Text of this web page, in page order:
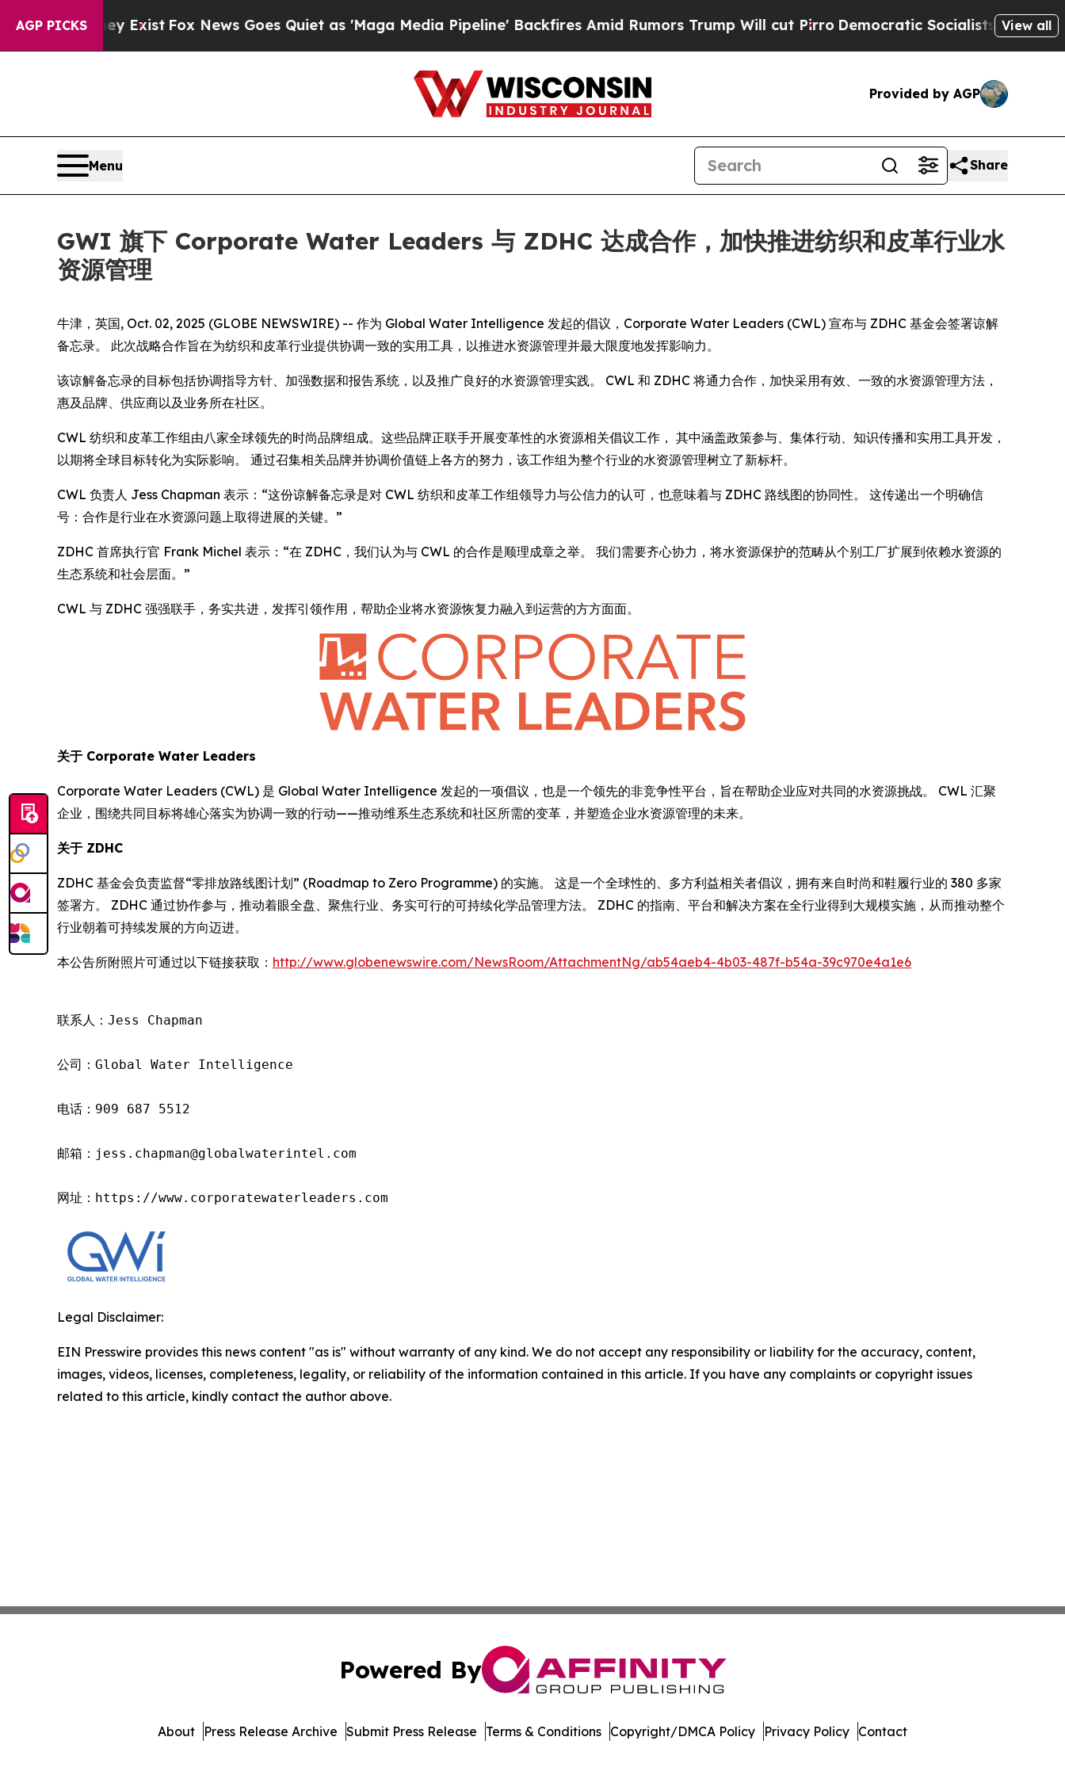
AGP PICKS
They ExistFox News Goes Quiet as 'Maga Media Pipeline' Backfires Amid Rumors Trump Will cut Pirro Democratic Socialists of America
View all
Provided by AGP
Menu Share
GWI 旗下 Corporate Water Leaders 与 ZDHC 达成合作，加快推进纺织和皮革行业水
资源管理
牛津，英国, Oct. 02, 2025 (GLOBE NEWSWIRE) -- 作为 Global Water Intelligence 发起的倡议，Corporate Water Leaders (CWL) 宣布与 ZDHC 基金会签署谅解
备忘录。 此次战略合作旨在为纺织和皮革行业提供协调一致的实用工具，以推进水资源管理并最大限度地发挥影响力。
该谅解备忘录的目标包括协调指导方针、加强数据和报告系统，以及推广良好的水资源管理实践。 CWL 和 ZDHC 将通力合作，加快采用有效、一致的水资源管理方法，
惠及品牌、供应商以及业务所在社区。
CWL 纺织和皮革工作组由八家全球领先的时尚品牌组成。这些品牌正联手开展变革性的水资源相关倡议工作， 其中涵盖政策参与、集体行动、知识传播和实用工具开发，
以期将全球目标转化为实际影响。 通过召集相关品牌并协调价值链上各方的努力，该工作组为整个行业的水资源管理树立了新标杆。
CWL 负责人 Jess Chapman 表示：“这份谅解备忘录是对 CWL 纺织和皮革工作组领导力与公信力的认可，也意味着与 ZDHC 路线图的协同性。 这传递出一个明确信
号：合作是行业在水资源问题上取得进展的关键。”
ZDHC 首席执行官 Frank Michel 表示：“在 ZDHC，我们认为与 CWL 的合作是顺理成章之举。 我们需要齐心协力，将水资源保护的范畴从个别工厂扩展到依赖水资源的
生态系统和社会层面。”
CWL 与 ZDHC 强强联手，务实共进，发挥引领作用，帮助企业将水资源恢复力融入到运营的方方面面。
关于 Corporate Water Leaders
Corporate Water Leaders (CWL) 是 Global Water Intelligence 发起的一项倡议，也是一个领先的非竞争性平台，旨在帮助企业应对共同的水资源挑战。 CWL 汇聚
企业，围绕共同目标将雄心落实为协调一致的行动——推动维系生态系统和社区所需的变革，并塑造企业水资源管理的未来。
关于 ZDHC
ZDHC 基金会负责监督“零排放路线图计划” (Roadmap to Zero Programme) 的实施。 这是一个全球性的、多方利益相关者倡议，拥有来自时尚和鞋履行业的 380 多家
签署方。 ZDHC 通过协作参与，推动着眼全盘、聚焦行业、务实可行的可持续化学品管理方法。 ZDHC 的指南、平台和解决方案在全行业得到大规模实施，从而推动整个
行业朝着可持续发展的方向迈进。
本公告所附照片可通过以下链接获取： http://www.globenewswire.com/NewsRoom/AttachmentNg/ab54aeb4-4b03-487f-b54a-39c970e4a1e6
联系人：Jess Chapman
公司：Global Water Intelligence
电话：909 687 5512
邮箱：jess.chapman@globalwaterintel.com
网址：https://www.corporatewaterleaders.com
Legal Disclaimer:
EIN Presswire provides this news content "as is" without warranty of any kind. We do not accept any responsibility or liability for the accuracy, content,
images, videos, licenses, completeness, legality, or reliability of the information contained in this article. If you have any complaints or copyright issues
related to this article, kindly contact the author above.
Powered By
About Press Release Archive Submit Press Release Terms & Conditions Copyright/DMCA Policy Privacy Policy Contact